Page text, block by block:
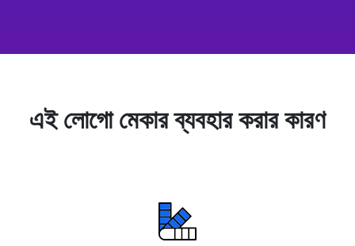
এই লোগো মেকার ব্যবহার করার কারণ